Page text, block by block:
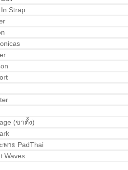
Strap
(ขาตั้ง)
พาย PadThai
Waves